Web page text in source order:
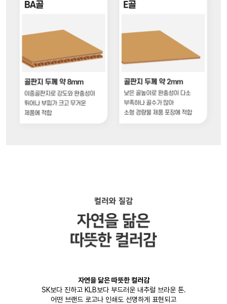
자연을 닮은 따뜻한 컬러감
SK보다 진하고 KLB보다 부드러운 내추럴 브라운 톤.
어떤 브랜드 로고나 인쇄도 선명하게 표현되고